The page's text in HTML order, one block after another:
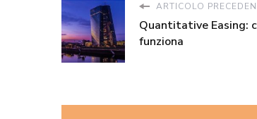
ARTICOLO
Quantitative Easing:
funziona